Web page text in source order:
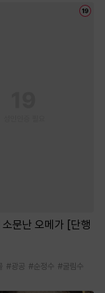
문난 오메가 [단행
#광공 #순정수 #굴림수